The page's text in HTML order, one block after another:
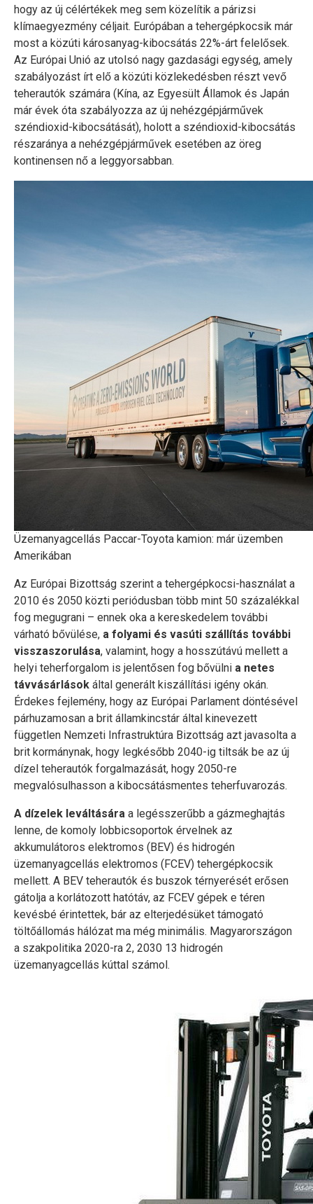
hogy az új célértékek meg sem közelítik a párizsi
klímaegyezmény céljait. Európában a tehergépkocsik már
most a közúti károsanyag-kibocsátás 22%-árt felelősek.
Az Európai Unió az utolsó nagy gazdasági egység, amely
szabályozást írt elő a közúti közlekedésben részt vevő
teherautók számára (Kína, az Egyesült Államok és Japán
már évek óta szabályozza az új nehézgépjárművek
széndioxid-kibocsátását), holott a széndioxid-kibocsátás
részaránya a nehézgépjárművek esetében az öreg
kontinensen nő a leggyorsabban.
Üzemanyagcellás Paccar-Toyota kamion: már üzemben
Amerikában
Az Európai Bizottság szerint a tehergépkocsi-használat a
2010 és 2050 közti periódusban több mint 50 százalékkal
fog megugrani – ennek oka a kereskedelem további
várható bővülése, a folyami és vasúti szállítás további
visszaszorulása, valamint, hogy a hosszútávú mellett a
helyi teherforgalom is jelentősen fog bővülni a netes
távvásárlások által generált kiszállítási igény okán.
Érdekes fejlemény, hogy az Európai Parlament döntésével
párhuzamosan a brit államkincstár által kinevezett
független Nemzeti Infrastruktúra Bizottság azt javasolta a
brit kormánynak, hogy legkésőbb 2040-ig tiltsák be az új
dízel teherautók forgalmazását, hogy 2050-re
megvalósulhasson a kibocsátásmentes teherfuvarozás.
A dízelek leváltására a legésszerűbb a gázmeghajtás
lenne, de komoly lobbicsoportok érvelnek az
akkumulátoros elektromos (BEV) és hidrogén
üzemanyagcellás elektromos (FCEV) tehergépkocsik
mellett. A BEV teherautók és buszok térnyerését erősen
gátolja a korlátozott hatótáv, az FCEV gépek e téren
kevésbé érintettek, bár az elterjedésüket támogató
töltőállomás hálózat ma még minimális. Magyarországon
a szakpolitika 2020-ra 2, 2030 13 hidrogén
üzemanyagcellás kúttal számol.